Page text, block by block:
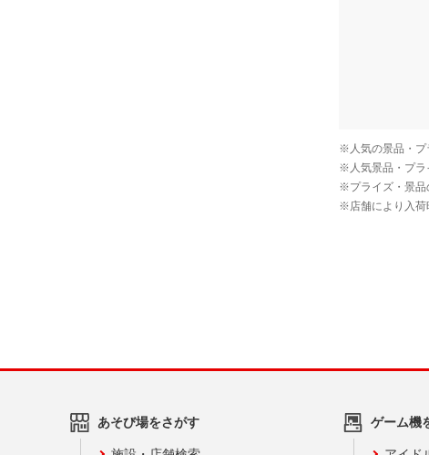
あそび場をさがす ゲーム機